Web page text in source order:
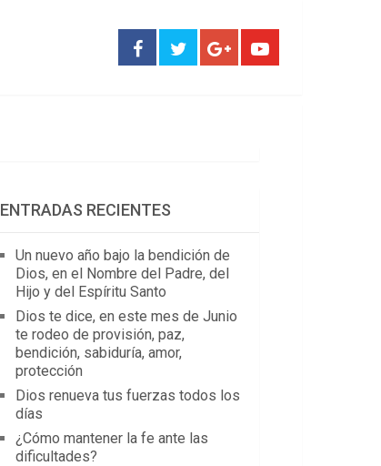
ENTRADAS RECIENTES
Un nuevo año bajo la bendición de
Dios, en el Nombre del Padre, del
Hijo y del Espíritu Santo
Dios te dice, en este mes de Junio
te rodeo de provisión, paz,
bendición, sabiduría, amor,
protección
Dios renueva tus fuerzas todos los
días
¿Cómo mantener la fe ante las
dificultades?